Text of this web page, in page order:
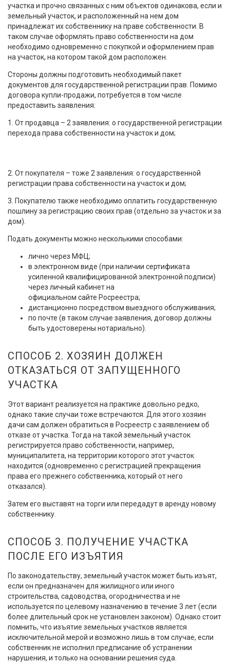
участка и прочно связанных с ним объектов одинакова, если и
земельный участок, и расположенный на нем дом
принадлежат их собственнику на праве собственности. В
таком случае оформлять право собственности на дом
необходимо одновременно с покупкой и оформлением прав
на участок, на котором такой дом расположен.
Стороны должны подготовить необходимый пакет
документов для государственной регистрации прав. Помимо
договора купли-продажи, потребуется в том числе
предоставить заявления:
1. От продавца – 2 заявления: о государственной регистрации
перехода права собственности на участок и дом;
2. От покупателя – тоже 2 заявления: о государственной
регистрации права собственности на участок и дом;
3. Покупателю также необходимо оплатить государственную
пошлину за регистрацию своих прав (отдельно за участок и за
дом).
Подать документы можно несколькими способами:
лично через МФЦ;
в электронном виде (при наличии сертификата
усиленной квалифицированной электронной подписи)
через личный кабинет на
официальном сайте Росреестра;
дистанционно посредством выездного обслуживания;
по почте (в таком случае заявления, договор должны
быть удостоверены нотариально).
СПОСОБ 2. ХОЗЯИН ДОЛЖЕН
ОТКАЗАТЬСЯ ОТ ЗАПУЩЕННОГО
УЧАСТКА
Этот вариант реализуется на практике довольно редко,
однако такие случаи тоже встречаются. Для этого хозяин
дачи сам должен обратиться в Росреестр с заявлением об
отказе от участка. Тогда на такой земельный участок
регистрируется право собственности, например,
муниципалитета, на территории которого этот участок
находится (одновременно с регистрацией прекращения
права его прежнего собственника, который от него
отказался).
Затем его выставят на торги или передадут в аренду новому
собственнику.
СПОСОБ 3. ПОЛУЧЕНИЕ УЧАСТКА
ПОСЛЕ ЕГО ИЗЪЯТИЯ
По законодательству, земельный участок может быть изъят,
если он предназначен для жилищного или иного
строительства, садоводства, огородничества и не
используется по целевому назначению в течение 3 лет (если
более длительный срок не установлен законом). Однако стоит
помнить, что изъятие земельных участков является
исключительной мерой и возможно лишь в том случае, если
собственник не исполнил предписание об устранении
нарушения, и только на основании решения суда.